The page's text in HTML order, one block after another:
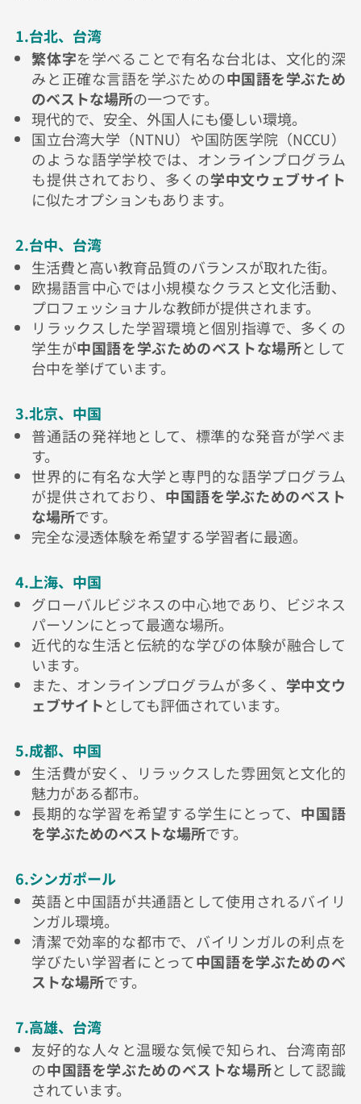
1.台北、台湾
繁体字を学べることで有名な台北は、文化的深
みと正確な言語を学ぶための中国語を学ぶため
のベストな場所の一つです。
現代的で、安全、外国人にも優しい環境。
国立台湾大学（NTNU）や国防医学院（NCCU）
のような語学学校では、オンラインプログラム
も提供されており、多くの学中文ウェブサイト
に似たオプションもあります。
2.台中、台湾
生活費と高い教育品質のバランスが取れた街。
欧揚語言中心では小規模なクラスと文化活動、
プロフェッショナルな教師が提供されます。
リラックスした学習環境と個別指導で、多くの
学生が中国語を学ぶためのベストな場所として
台中を挙げています。
3.北京、中国
普通話の発祥地として、標準的な発音が学べま
す。
世界的に有名な大学と専門的な語学プログラム
が提供されており、 中国語を学ぶためのベスト
な場所です。
完全な浸透体験を希望する学習者に最適。
4.上海、中国
グローバルビジネスの中心地であり、ビジネス
パーソンにとって最適な場所。
近代的な生活と伝統的な学びの体験が融合して
います。
また、オンラインプログラムが多く、 学中文ウ
ェブサイトとしても評価されています。
5.成都、中国
生活費が安く、リラックスした雰囲気と文化的
魅力がある都市。
長期的な学習を希望する学生にとって、 中国語
を学ぶためのベストな場所です。
6.シンガポール
英語と中国語が共通語として使用されるバイリ
ンガル環境。
清潔で効率的な都市で、バイリンガルの利点を
学びたい学習者にとって中国語を学ぶためのベ
ストな場所です。
7.高雄、台湾
友好的な人々と温暖な気候で知られ、台湾南部
の中国語を学ぶためのベストな場所として認識
されています。